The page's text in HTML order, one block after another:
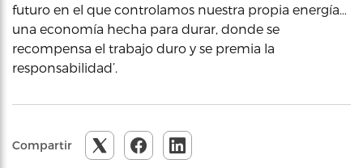
futuro en el que controlamos nuestra propia energía…
una economía hecha para durar, donde se
recompensa el trabajo duro y se premia la
responsabilidad’.
Compartir